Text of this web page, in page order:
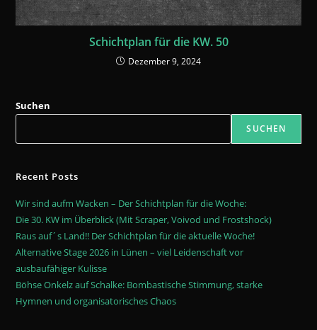
Schichtplan für die KW. 50
Dezember 9, 2024
Suchen
SUCHEN
Recent Posts
Wir sind aufm Wacken – Der Schichtplan für die Woche:
Die 30. KW im Überblick (Mit Scraper, Voivod und Frostshock)
Raus auf´s Land!! Der Schichtplan für die aktuelle Woche!
Alternative Stage 2026 in Lünen – viel Leidenschaft vor
ausbaufähiger Kulisse
Böhse Onkelz auf Schalke: Bombastische Stimmung, starke
Hymnen und organisatorisches Chaos